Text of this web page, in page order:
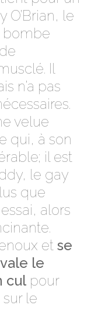
le
bombe
Il
n’a pas
velue
qui, à son
il est
le gay
que
alors
et se
le
cul pour
le